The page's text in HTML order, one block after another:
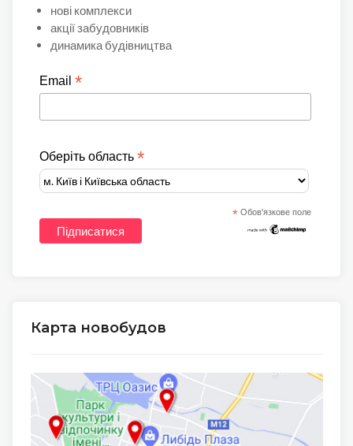
нові комплекси
акції забудовників
динамика будівництва
Email *
Оберіть область *
* Обов'язкове поле
Карта новобудов